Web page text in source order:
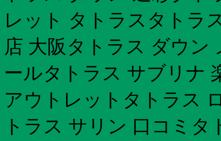
レット タトラスタトラ
店 大阪タトラス ダウン
ールタトラス サブリナ
アウトレットタトラス
トラス サリン 口コミ